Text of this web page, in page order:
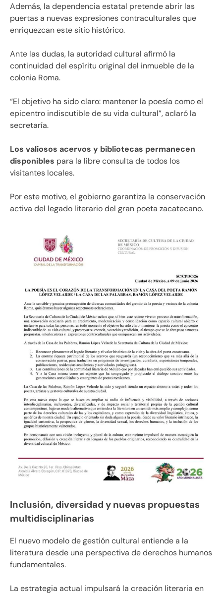
Además, la dependencia estatal pretende abrir las
puertas a nuevas expresiones contraculturales que
enriquezcan este sitio histórico.
Ante las dudas, la autoridad cultural afirmó la
continuidad del espíritu original del inmueble de la
colonia Roma.
“El objetivo ha sido claro: mantener la poesía como el
epicentro indiscutible de su vida cultural”, aclaró la
secretaría.
Los valiosos acervos y bibliotecas permanecen
disponibles para la libre consulta de todos los
visitantes locales.
Por este motivo, el gobierno garantiza la conservación
activa del legado literario del gran poeta zacatecano.
Inclusión, diversidad y nuevas propuestas
multidisciplinarias
El nuevo modelo de gestión cultural entiende a la
literatura desde una perspectiva de derechos humanos
fundamentales.
La estrategia actual impulsará la creación literaria en